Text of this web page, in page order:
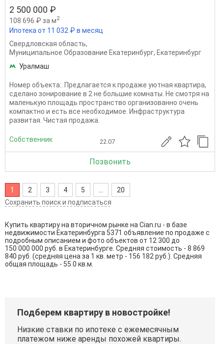
2 500 000 ₽
108 696 ₽ за м2
Ипотека от 11 032 ₽ в месяц
Свердловская область,
Муниципальное Образование Екатеринбург, Екатеринбург
Уралмаш
Номер объекта:. Предлагается к продаже уютная квартира,
сделано зонирование в 2 не большие комнаты. Не смотря на
маленькую площадь пространство организованно очень
компактно и есть все необходимое. Инфраструктура
развитая. Чистая продажа.
Собственник 22.07
Позвонить
1 2 3 4 5
20
Сохранить поиск и подписаться
Купить квартиру на вторичном рынке на Cian.ru - в базе
недвижимости Екатеринбурга 5371 объявление по продаже с
подробным описанием и фото объектов от 12 300 до
150 000 000 руб. в Екатеринбурге. Средняя стоимость - 8 869
840 руб. (средняя цена за 1 кв. метр - 156 182 руб.). Средняя
общая площадь - 55.0 кв.м.
Подберем квартиру в новостройке!
Низкие ставки по ипотеке с ежемесячным
платежом ниже аренды похожей квартиры.